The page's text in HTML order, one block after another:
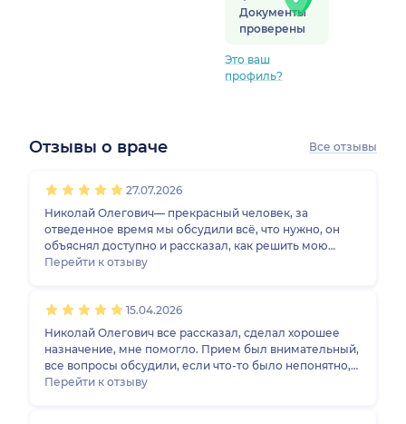
Документы
проверены
Это ваш
профиль?
Отзывы о враче Все отзывы
27.07.2026
Николай Олегович— прекрасный человек, за
отведенное время мы обсудили всё, что нужно, он
объяснял доступно и рассказал, как решить мою
проблему. При необходимости обращусь именно к
Перейти к отзыву
15.04.2026
Николай Олегович все рассказал, сделал хорошее
назначение, мне помогло. Прием был внимательный,
все вопросы обсудили, если что-то было непонятно,
доктор все объяснял. В самой клинике тоже очень
Перейти к отзыву